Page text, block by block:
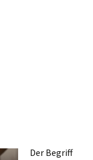
Der Begriff